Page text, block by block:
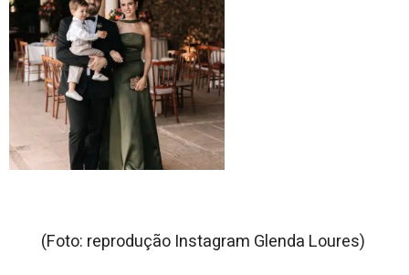
(Foto: reprodução Instagram Glenda Loures)